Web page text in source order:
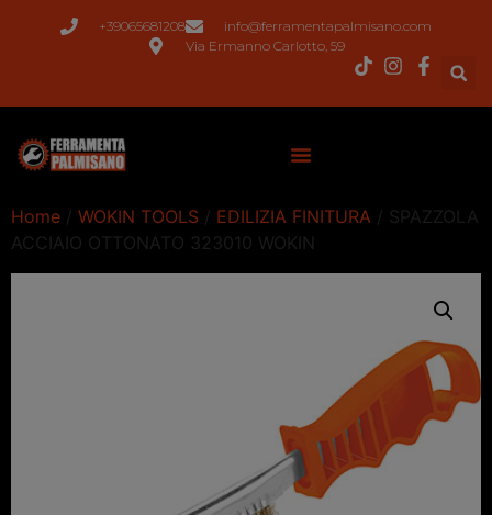
+39065681208
info@ferramentapalmisano.com
Via Ermanno Carlotto, 59
Home / WOKIN TOOLS / EDILIZIA FINITURA / SPAZZOLA
ACCIAIO OTTONATO 323010 WOKIN